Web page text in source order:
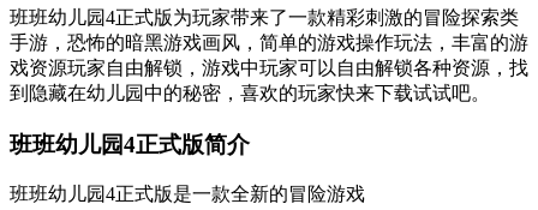
班班幼儿园4正式版为玩家带来了一款精彩刺激的冒险探索类
手游，恐怖的暗黑游戏画风，简单的游戏操作玩法，丰富的游
戏资源玩家自由解锁，游戏中玩家可以自由解锁各种资源，找
到隐藏在幼儿园中的秘密，喜欢的玩家快来下载试试吧。
班班幼儿园4正式版简介
班班幼儿园4正式版是一款全新的冒险游戏